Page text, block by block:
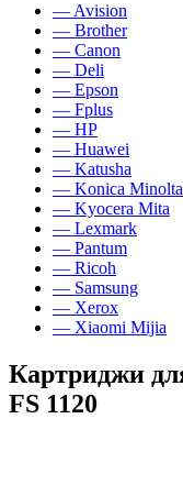
— Avision
— Brother
— Canon
— Deli
— Epson
— Fplus
— HP
— Huawei
— Katusha
— Konica Minolta
— Kyocera Mita
— Lexmark
— Pantum
— Ricoh
— Samsung
— Xerox
— Xiaomi Mijia
Картриджи
FS 1120